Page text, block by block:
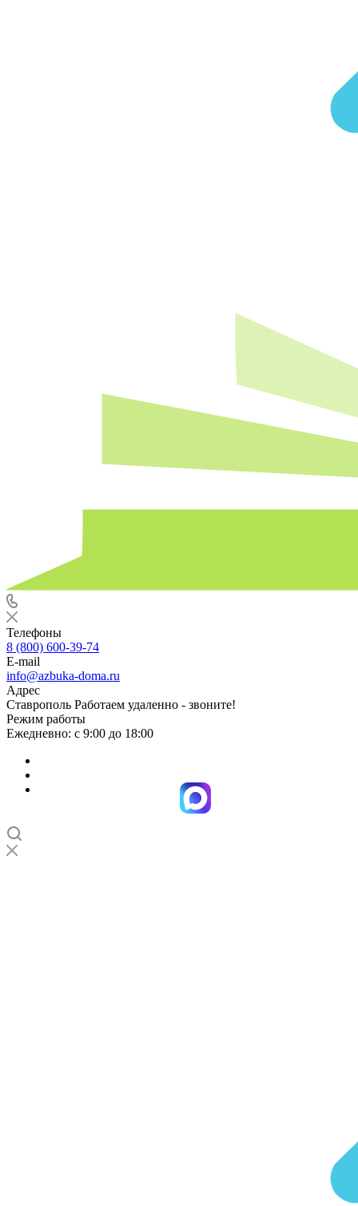
Телефоны
8 (800) 600-39-74
E-mail
info@azbuka-doma.ru
Адрес
Ставрополь Работаем удаленно - звоните!
Режим работы
Ежедневно: с 9:00 до 18:00